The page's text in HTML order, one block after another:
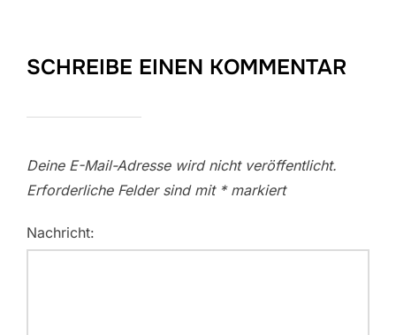
SCHREIBE EINEN KOMMENTAR
Deine E-Mail-Adresse wird nicht veröffentlicht.
Erforderliche Felder sind mit *markiert
Nachricht: